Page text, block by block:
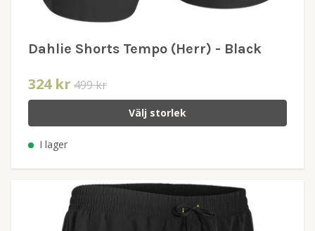
Dahlie Shorts Tempo (Herr) - Black
324 kr 499 kr
Välj storlek
I lager